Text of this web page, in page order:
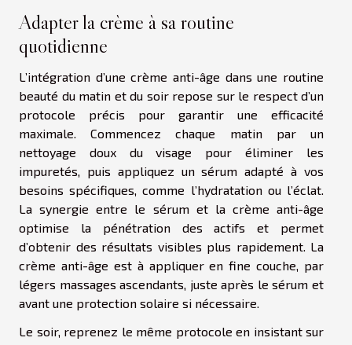
Adapter la crème à sa routine
quotidienne
L’intégration d’une crème anti-âge dans une routine
beauté du matin et du soir repose sur le respect d’un
protocole précis pour garantir une efficacité
maximale. Commencez chaque matin par un
nettoyage doux du visage pour éliminer les
impuretés, puis appliquez un sérum adapté à vos
besoins spécifiques, comme l’hydratation ou l’éclat.
La synergie entre le sérum et la crème anti-âge
optimise la pénétration des actifs et permet
d’obtenir des résultats visibles plus rapidement. La
crème anti-âge est à appliquer en fine couche, par
légers massages ascendants, juste après le sérum et
avant une protection solaire si nécessaire.
Le soir, reprenez le même protocole en insistant sur